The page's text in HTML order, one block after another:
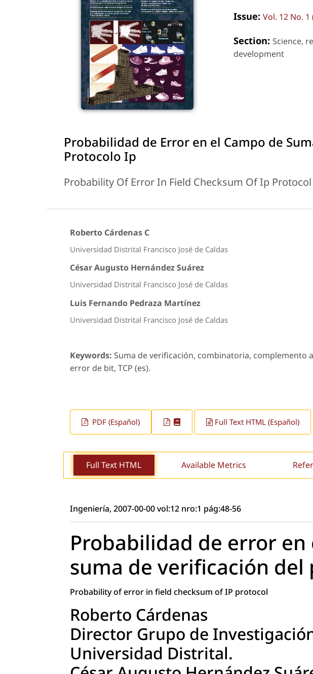
Issue: Vol. 12 No. 1
Section: Science,
development
Probabilidad de Error en el Campo de
Protocolo Ip
Probability Of Error In Field Checksum Of Ip Protocol
Roberto Cárdenas C
Universidad Distrital Francisco José de Caldas
César Augusto Hernández Suárez
Universidad Distrital Francisco José de Caldas
Luis Fernando Pedraza Martínez
Universidad Distrital Francisco José de Caldas
Keywords: Suma de verificación, combinatoria, complemento
error de bit, TCP (es).
PDF (Español) Full Text HTML (Español)
Full Text HTML Available Metrics
Ingeniería, 2007-00-00 vol:12 nro:1 pág:48-56
Probabilidad de error en
suma de verificación del
Probability of error in field checksum of IP protocol
Roberto Cárdenas
Director Grupo de
Universidad Distrital.